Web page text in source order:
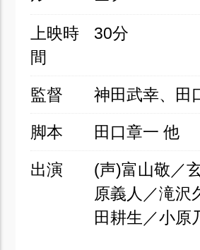
上映時
間
30分
監督 神田武幸、田
脚本 田口章一 他
出演
(声)富山敬／
原義人／滝沢
田耕生／小原